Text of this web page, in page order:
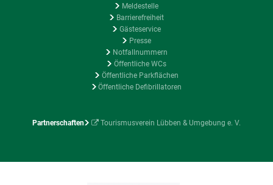
Meldestelle
Barrierefreiheit
Gästeservice
Presse
Notfallnummern
Öffentliche WCs
Öffentliche Parkflächen
Öffentliche Defibrillatoren
Partnerschaften Tourismusverein Lübben & Umgebung e. V.